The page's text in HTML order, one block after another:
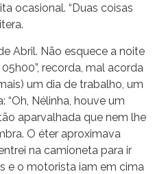
ocasional. “Duas coisas
Abril. Não esquece a noite
recorda, mal acorda
um dia de trabalho, um
“Oh, Nélinha, houve um
aparvalhada que nem lhe
O éter aproximava
na camioneta para ir
e o motorista iam em cima